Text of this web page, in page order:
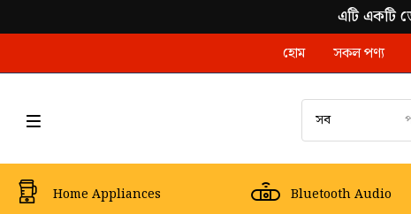
এটি একটি
হোম সকল পণ্য
Home Appliances Bluetooth Audio